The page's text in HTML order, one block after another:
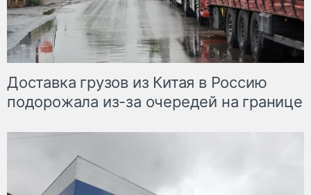
Доставка грузов из Китая в Россию
подорожала из-за очередей на границе